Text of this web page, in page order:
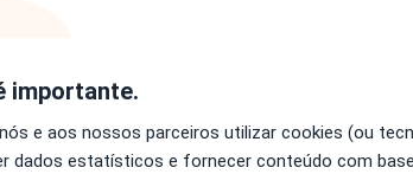
importante.
e aos nossos parceiros utilizar cookies (ou
dados estatísticos e fornecer conteúdo com